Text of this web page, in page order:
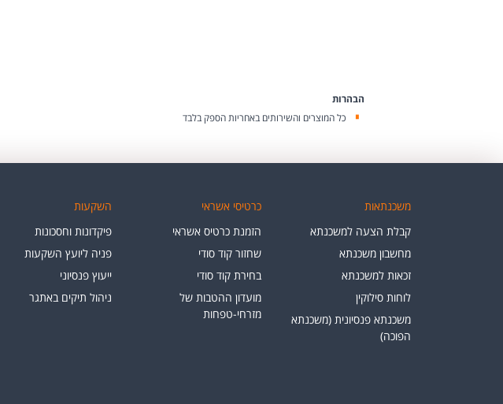
הבהרות
כל המוצרים והשירותים באחריות הספק בלבד
משכנתאות
קבלת הצעה למשכנתא
מחשבון משכנתא
זכאות למשכנתא
לוחות סילוקין
משכנתא פנסיונית (משכנתא
הפוכה)
כרטיסי אשראי
הזמנת כרטיס אשראי
שחזור קוד סודי
בחירת קוד סודי
מועדון ההטבות של
מזרחי-טפחות
השקעות
פיקדונות וחסכונות
פניה ליועץ השקעות
ייעוץ פנסיוני
ניהול תיקים באתגר